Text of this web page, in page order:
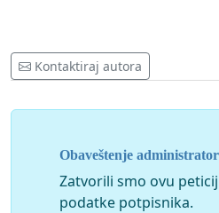
Kontaktiraj autora
Obaveštenje
Zatvorili smo ovu
podatke potpisnika.